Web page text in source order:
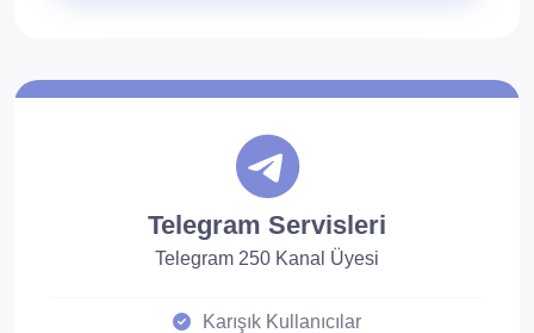
Telegram Servisleri
Telegram 250 Kanal Üyesi
Karışık Kullanıcılar